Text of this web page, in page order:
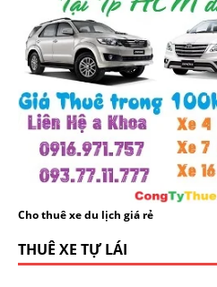
Cho thuê xe du lịch giá rẻ
THUÊ XE TỰ LÁI